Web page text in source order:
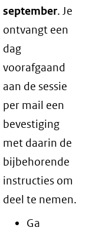
september. Je
ontvangt een
dag
voorafgaand
aan de sessie
per mail een
bevestiging
met daarin de
bijbehorende
instructies om
deel te nemen.
Ga